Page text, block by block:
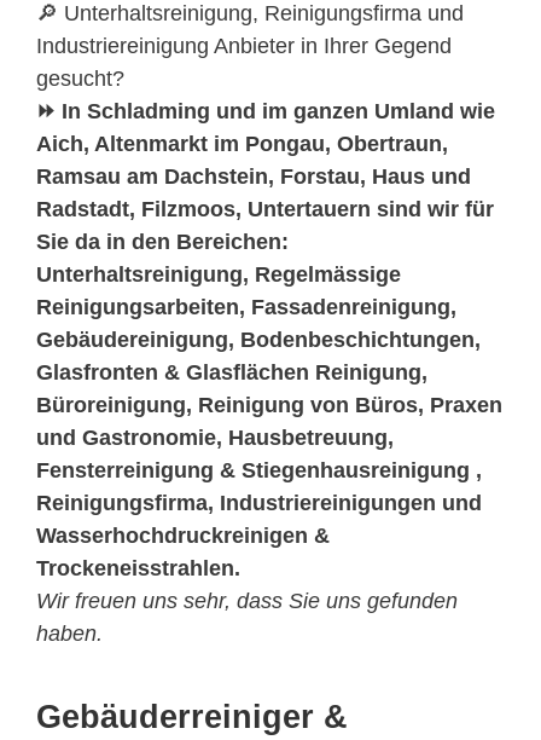
🔎 Unterhaltsreinigung, Reinigungsfirma und
Industriereinigung Anbieter in Ihrer Gegend
gesucht?
⏩ In Schladming und im ganzen Umland wie
Aich, Altenmarkt im Pongau, Obertraun,
Ramsau am Dachstein, Forstau, Haus und
Radstadt, Filzmoos, Untertauern sind wir für
Sie da in den Bereichen:
Unterhaltsreinigung, Regelmässige
Reinigungsarbeiten, Fassadenreinigung,
Gebäudereinigung, Bodenbeschichtungen,
Glasfronten & Glasflächen Reinigung,
Büroreinigung, Reinigung von Büros, Praxen
und Gastronomie, Hausbetreuung,
Fensterreinigung & Stiegenhausreinigung ,
Reinigungsfirma, Industriereinigungen und
Wasserhochdruckreinigen &
Trockeneisstrahlen.
Wir freuen uns sehr, dass Sie uns gefunden
haben.
Gebäuderreiniger &